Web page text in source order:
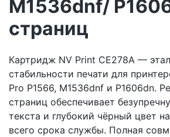
M1536dnf/
страниц
Картридж NV Print CE278A —
стабильности печати для
Pro P1566, M1536dnf и P1606dn.
страниц обеспечивает
текста и глубокий чёрный цвет
всего срока службы. Полная